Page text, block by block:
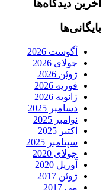
آخرین دیدگاه‌ها
بایگانی‌ها
آگوست 2026
جولای 2026
ژوئن 2026
فوریه 2026
ژانویه 2026
دسامبر 2025
نوامبر 2025
اکتبر 2025
سپتامبر 2025
جولای 2020
آوریل 2020
ژوئن 2017
می 2017